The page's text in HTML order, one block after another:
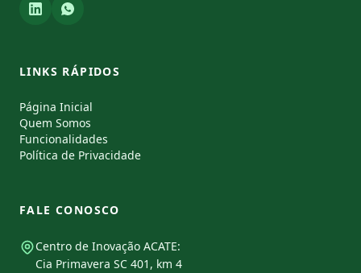
LINKS RÁPIDOS
Página Inicial
Quem Somos
Funcionalidades
Política de Privacidade
FALE CONOSCO
Centro de Inovação ACATE:
Cia Primavera SC 401, km 4